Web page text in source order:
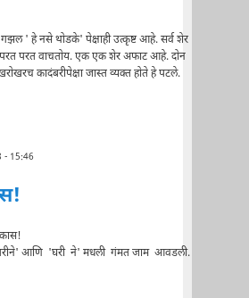
' हे नसे थोडके' पेक्षाही उत्कृष्ट आहे. सर्व शेर
परत वाचतोय. एक एक शेर अफाट आहे. दोन
कादंबरीपेक्षा जास्त व्यक्त होते हे पटले.
- 15:46
आणि 'घरी ने' मधली गंमत जाम आवडली.